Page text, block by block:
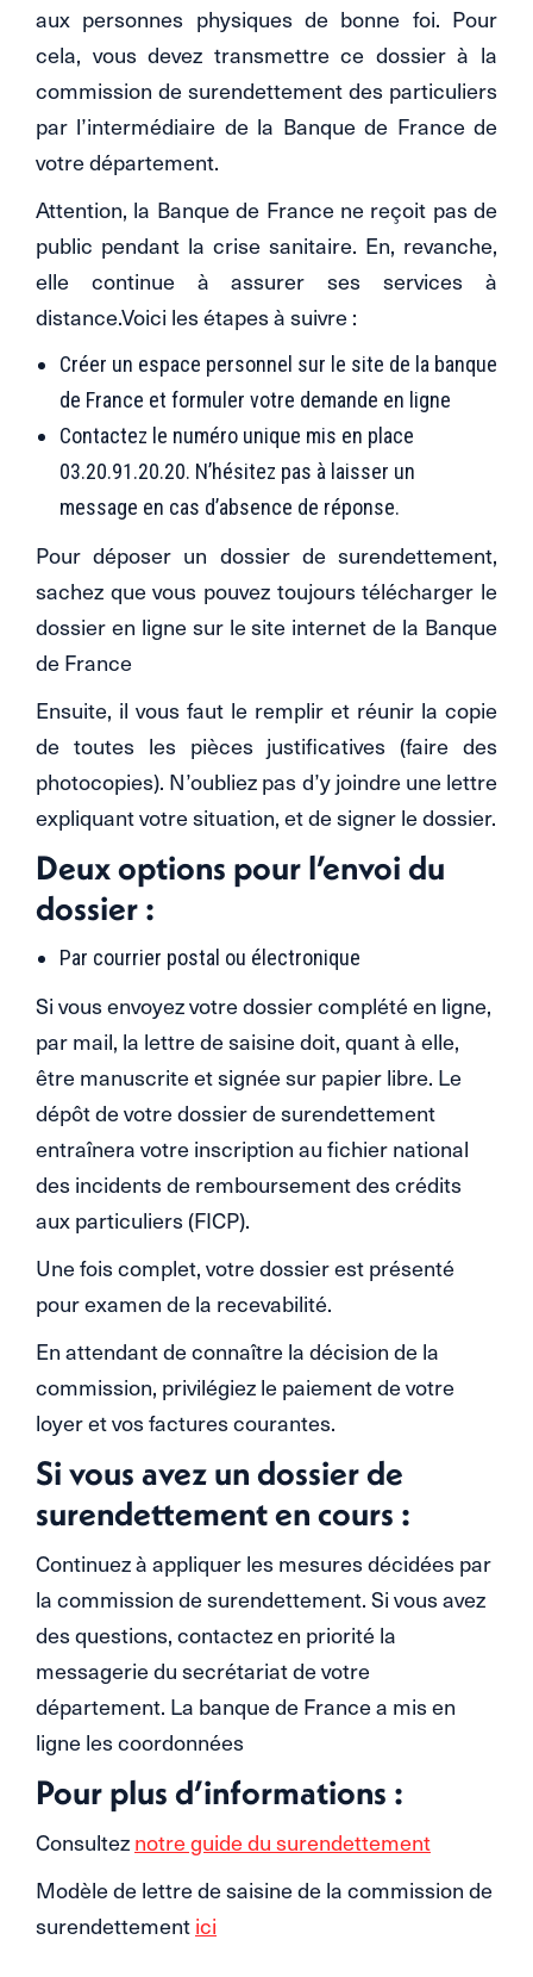
aux personnes physiques de bonne foi. Pour
cela, vous devez transmettre ce dossier à la
commission de surendettement des particuliers
par l’intermédiaire de la Banque de France de
votre département.
Attention, la Banque de France ne reçoit pas de
public pendant la crise sanitaire. En, revanche,
elle continue à assurer ses services à
distance.Voici les étapes à suivre :
Créer un espace personnel sur le site de la banque
de France et formuler votre demande en ligne
Contactez le numéro unique mis en place
03.20.91.20.20. N’hésitez pas à laisser un
message en cas d’absence de réponse.
Pour déposer un dossier de surendettement,
sachez que vous pouvez toujours télécharger le
dossier en ligne sur le site internet de la Banque
de France
Ensuite, il vous faut le remplir et réunir la copie
de toutes les pièces justificatives (faire des
photocopies). N’oubliez pas d’y joindre une lettre
expliquant votre situation, et de signer le dossier.
Deux options pour l’envoi du
dossier :
Par courrier postal ou électronique
Si vous envoyez votre dossier complété en ligne,
par mail, la lettre de saisine doit, quant à elle,
être manuscrite et signée sur papier libre. Le
dépôt de votre dossier de surendettement
entraînera votre inscription au fichier national
des incidents de remboursement des crédits
aux particuliers (FICP).
Une fois complet, votre dossier est présenté
pour examen de la recevabilité.
En attendant de connaître la décision de la
commission, privilégiez le paiement de votre
loyer et vos factures courantes.
Si vous avez un dossier de
surendettement en cours :
Continuez à appliquer les mesures décidées par
la commission de surendettement. Si vous avez
des questions, contactez en priorité la
messagerie du secrétariat de votre
département. La banque de France a mis en
ligne les coordonnées
Pour plus d’informations :
Consulteznotre guide du surendettement
Modèle de lettre de saisine de la commission de
surendettementici